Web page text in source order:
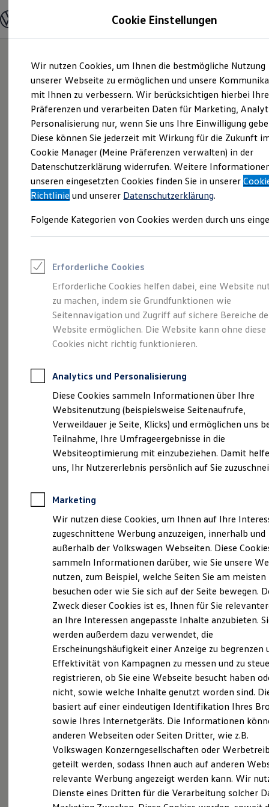
Hauptinhalt
springen
Footer
springen
Modelle und Konfigurator
Modelle vergleichen
Elektroautos
ENERGY Sondermodelle
Nutzfahrzeuge
SUV und CUV
Familienautos
Kombis
Kompaktwagen
Sportwagen
Schnell verfügbare Fahrzeuge
Angebote und Produkte
Aktuelle Angebote
E-Auto-Förderung
Volkswagen Marktplatz
Junge Gebrauchtwagen und Gebrauchtwagen
Saisonangebote
Leasing
Leasing-Angebote
Gebrauchtwagen Leasing
Junge Gebrauchtwagen-Leasing
Elektroauto Leasing
Kleinwagen-Leasing
Leasing ohne Anzahlung
Autokredit mit Schlussrate
Versicherungen und Garantien
Kfz-Versicherung
Restschuldversicherungen
Garantien
Wartungsverträge
Geschäftskunden
Professional Class bei Volkswagen
Großkunden
Behörden
Anpfiff zum Gewinn
Elektroautos
ID. Tutorials
Elektrofahrzeugkonzepte
Reichweite
Reichweite der ID. Modelle
Reichweite im Winter
Laden
Laden unterwegs
Laden Zuhause
Ladezeitensimulator
Batterie
Sicherheit
Garantie und Lebensdauer
Nachhaltigkeit
Technologie
Kosten und Kauf
Verbrauchskosten
Kaufoptionen
E-Auto-Förderung
Software und Konnektivität
Die ID. Software 6
ID. Software Versionen und Updates
Digitale Extras
Schnittstellen zu Ihrem ID.
So geht neu.
Entdecken Sie jetzt
den neuen ID.3 Neo!
( Impressum & Rechtliches)
Probefahrt vereinbaren
Fahrzeugangebot anfordern
Servicetermin buchen
Cookie Einstellungen
Wir nutzen Cookies, um Ihnen die bestmögliche Nutzung
unserer Webseite zu ermöglichen und unsere
mit Ihnen zu verbessern. Wir berücksichtigen hierbei Ihre
Präferenzen und verarbeiten Daten für Marketing,
Personalisierung nur, wenn Sie uns Ihre Einwilligung
Diese können Sie jederzeit mit Wirkung für die Zukunft
Cookie Manager (Meine Präferenzen verwalten) in der
Datenschutzerklärung widerrufen. Weitere
unseren eingesetzten Cookies finden Sie in unserer
Richtlinie und unserer Datenschutzerklärung.
Folgende Kategorien von Cookies werden durch uns
Erforderliche Cookies
Erforderliche Cookies helfen dabei, eine Website
zu machen, indem sie Grundfunktionen wie
Seitennavigation und Zugriff auf sichere Bereiche
Website ermöglichen. Die Website kann ohne diese
Cookies nicht richtig funktionieren.
Analytics und Personalisierung
Diese Cookies sammeln Informationen über Ihre
Websitenutzung (beispielsweise Seitenaufrufe,
Verweildauer je Seite, Klicks) und ermöglichen uns
Teilnahme, Ihre Umfrageergebnisse in die
Websiteoptimierung mit einzubeziehen. Damit
uns, Ihr Nutzererlebnis persönlich auf Sie
Marketing
Wir nutzen diese Cookies, um Ihnen auf Ihre
zugeschnittene Werbung anzuzeigen, innerhalb und
außerhalb der Volkswagen Webseiten. Diese
sammeln Informationen darüber, wie Sie unsere
nutzen, zum Beispiel, welche Seiten Sie am meisten
besuchen oder wie Sie sich auf der Seite bewegen.
Zweck dieser Cookies ist es, Ihnen für Sie
an Ihre Interessen angepasste Inhalte anzubieten.
werden außerdem dazu verwendet, die
Erscheinungshäufigkeit einer Anzeige zu begrenzen
Effektivität von Kampagnen zu messen und zu
registrieren, ob Sie eine Webseite besucht haben
nicht, sowie welche Inhalte genutzt worden sind.
basiert auf einer eindeutigen Identifikation Ihres
sowie Ihres Internetgeräts. Die Informationen
anderen Webseiten oder Seiten Dritter, wie z.B.
Volkswagen Konzerngesellschaften oder
geteilt werden, sodass Ihnen auch auf anderen
relevante Werbung angezeigt werden kann. Wir
Dienste eines Dritten für die Verarbeitung solcher